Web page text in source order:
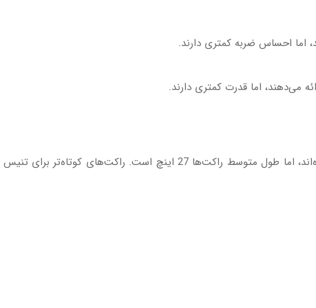
اما احساس ضربه کمتری دارند.
می‌دهند، اما قدرت کمتری دارند.
طول‌های مختلفی را (تا 29 اینچ) آزمایش کرده‌اند، اما طول متوسط راکت‌ها 27 اینچ است. راکت‌های کوتاه‌تر برای